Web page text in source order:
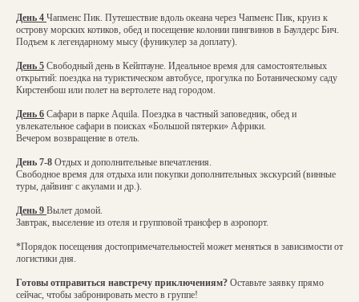
День 4 Чапменс Пик. Путешествие вдоль океана через Чапменс Пик, круиз к
острову морских котиков, обед и посещение колонии пингвинов в Баулдерс Бич.
Подъем к легендарному мысу (фуникулер за доплату).
День 5 Свободный день в Кейптауне. Идеальное время для самостоятельных
открытий: поездка на туристическом автобусе, прогулка по Ботаническому саду
Кирстенбош или полет на вертолете над городом.
День 6 Сафари в парке Aquila. Поездка в частный заповедник, обед и
увлекательное сафари в поисках «Большой пятерки» Африки.
Вечером возвращение в отель.
День 7-8 Отдых и дополнительные впечатления.
Свободное время для отдыха или покупки дополнительных экскурсий (винные
туры, дайвинг с акулами и др.).
День 9 Вылет домой.
Завтрак, выселение из отеля и групповой трансфер в аэропорт.
*Порядок посещения достопримечательностей может меняться в зависимости от
логистики дня.
Готовы отправиться навстречу приключениям? Оставьте заявку прямо
сейчас, чтобы забронировать место в группе!